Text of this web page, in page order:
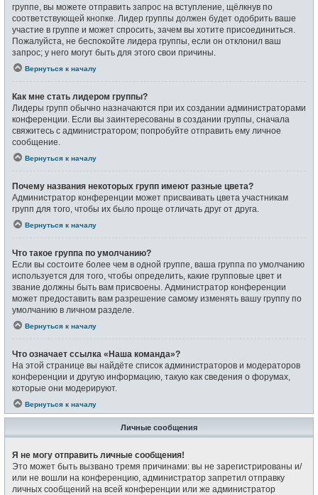
группе, вы можете отправить запрос на вступление, щёлкнув по
соответствующей кнопке. Лидер группы должен будет одобрить ваше
участие в группе и может спросить, зачем вы хотите присоединиться.
Пожалуйста, не беспокойте лидера группы, если он отклонил ваш
запрос; у него могут быть для этого свои причины.
Вернуться к началу
Как мне стать лидером группы?
Лидеры групп обычно назначаются при их создании администраторами
конференции. Если вы заинтересованы в создании группы, сначала
свяжитесь с администратором; попробуйте отправить ему личное
сообщение.
Вернуться к началу
Почему названия некоторых групп имеют разные цвета?
Администратор конференции может присваивать цвета участникам
групп для того, чтобы их было проще отличать друг от друга.
Вернуться к началу
Что такое группа по умолчанию?
Если вы состоите более чем в одной группе, ваша группа по умолчанию
используется для того, чтобы определить, какие групповые цвет и
звание должны быть вам присвоены. Администратор конференции
может предоставить вам разрешение самому изменять вашу группу по
умолчанию в личном разделе.
Вернуться к началу
Что означает ссылка «Наша команда»?
На этой странице вы найдёте список администраторов и модераторов
конференции и другую информацию, такую как сведения о форумах,
которые они модерируют.
Вернуться к началу
Личные сообщения
Я не могу отправить личные сообщения!
Это может быть вызвано тремя причинами: вы не зарегистрированы и/
или не вошли на конференцию, администратор запретил отправку
личных сообщений на всей конференции или же администратор